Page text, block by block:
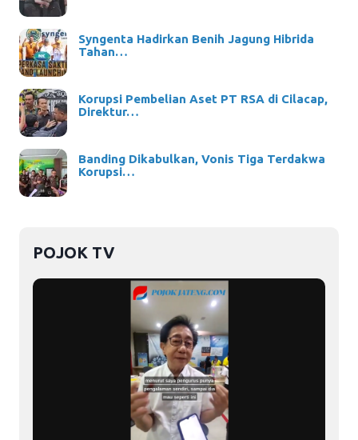
Syngenta Hadirkan Benih Jagung Hibrida
Tahan…
Korupsi Pembelian Aset PT RSA di Cilacap,
Direktur…
Banding Dikabulkan, Vonis Tiga Terdakwa
Korupsi…
POJOK TV